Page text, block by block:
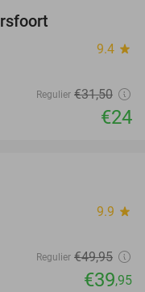
9.4 star
Regulier €31,50
€24
9.9 star
Regulier €49,95
€39,95